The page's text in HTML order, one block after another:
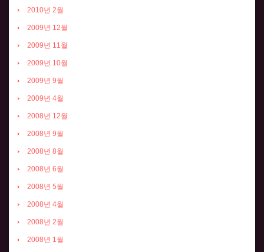
2010년 2월
2009년 12월
2009년 11월
2009년 10월
2009년 9월
2009년 4월
2008년 12월
2008년 9월
2008년 8월
2008년 6월
2008년 5월
2008년 4월
2008년 2월
2008년 1월